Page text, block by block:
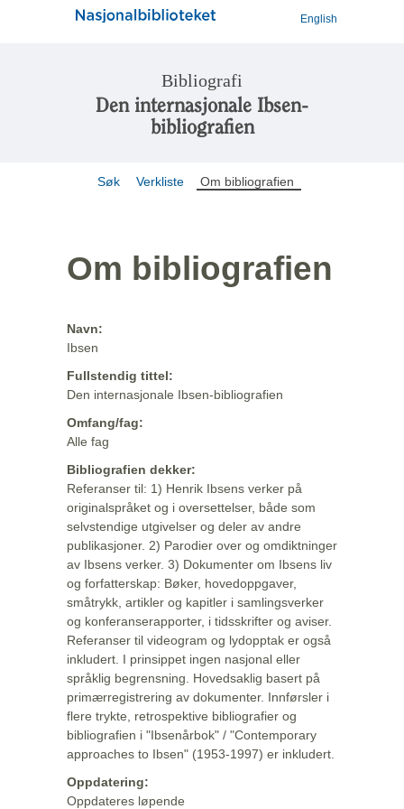
English
Bibliografi
Den internasjonale Ibsen-
bibliografien
Søk Verkliste Om bibliografien
Om bibliografien
Navn:
Ibsen
Fullstendig tittel:
Den internasjonale Ibsen-bibliografien
Omfang/fag:
Alle fag
Bibliografien dekker:
Referanser til: 1) Henrik Ibsens verker på
originalspråket og i oversettelser, både som
selvstendige utgivelser og deler av andre
publikasjoner. 2) Parodier over og omdiktninger
av Ibsens verker. 3) Dokumenter om Ibsens liv
og forfatterskap: Bøker, hovedoppgaver,
småtrykk, artikler og kapitler i samlingsverker
og konferanserapporter, i tidsskrifter og aviser.
Referanser til videogram og lydopptak er også
inkludert. I prinsippet ingen nasjonal eller
språklig begrensning. Hovedsaklig basert på
primærregistrering av dokumenter. Innførsler i
flere trykte, retrospektive bibliografier og
bibliografien i "Ibsenårbok" / "Contemporary
approaches to Ibsen" (1953-1997) er inkludert.
Oppdatering:
Oppdateres løpende